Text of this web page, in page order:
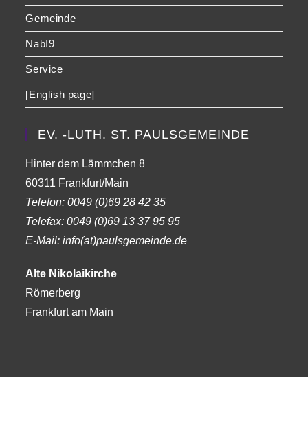
Gemeinde
NabI9
Service
[English page]
EV. -LUTH. ST. PAULSGEMEINDE
Hinter dem Lämmchen 8
60311 Frankfurt/Main
Telefon:0049 (0)69 28 42 35
Telefax:0049 (0)69 13 37 95 95
E-Mail: info(at)paulsgemeinde.de
Alte Nikolaikirche
Römerberg
Frankfurt am Main